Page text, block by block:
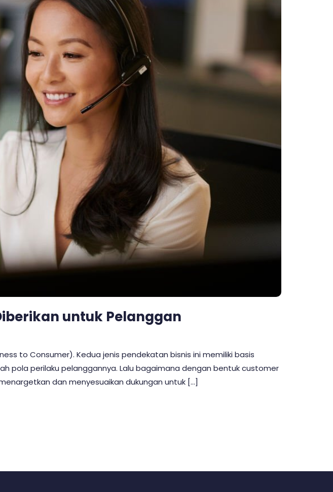
untuk Pelanggan
to Consumer). Kedua jenis pendekatan bisnis ini memiliki basis
pola perilaku pelanggannya. Lalu bagaimana dengan bentuk customer
dan menyesuaikan dukungan untuk […]